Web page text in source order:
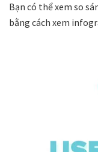
Bạn có thể xem so
bằng cách xem